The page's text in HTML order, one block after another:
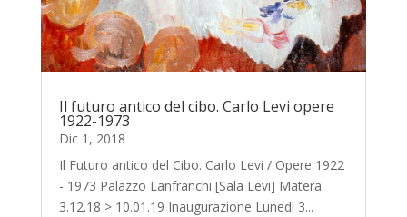
Il futuro antico del cibo. Carlo Levi opere
1922-1973
Dic 1, 2018
Il Futuro antico del Cibo. Carlo Levi / Opere 1922
- 1973 Palazzo Lanfranchi [Sala Levi] Matera
3.12.18 > 10.01.19 Inaugurazione Lunedì 3...